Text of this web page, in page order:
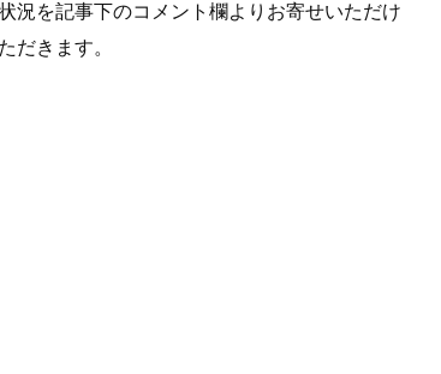
況を記事下のコメント欄よりお寄せいただけ
だきます。